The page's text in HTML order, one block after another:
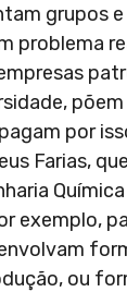
grupos
problema
por
Farias,
Química
exemplo,
ou